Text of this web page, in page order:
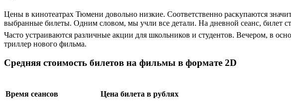
Цены в кинотеатрах Тюмени довольно низкие. Соответственно раскупаются
выбранные билеты. Одним словом, мы учли все детали. На дневной сеанс, билет
Часто устраиваются различные акции для школьников и студентов. Вечером, в
триллер нового фильма.
Средняя стоимость билетов на фильмы в формате 2D
Время сеансов Цена билета в рублях